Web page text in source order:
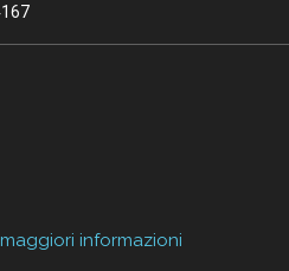
informazioni